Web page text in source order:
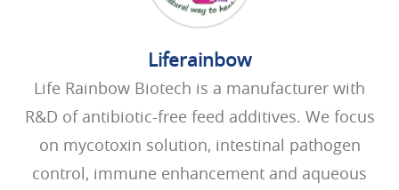
Liferainbow
Life Rainbow Biotech is a manufacturer with
R&D of antibiotic-free feed additives. We focus
on mycotoxin solution, intestinal pathogen
control, immune enhancement and aqueous